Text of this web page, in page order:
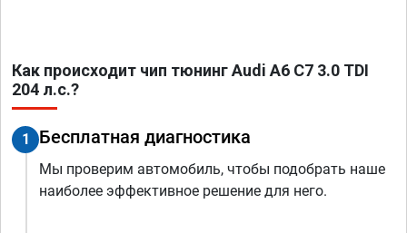
Как происходит чип тюнинг Audi A6 C7 3.0 TDI
204 л.с.?
1 Бесплатная диагностика
Мы проверим автомобиль, чтобы подобрать наше
наиболее эффективное решение для него.